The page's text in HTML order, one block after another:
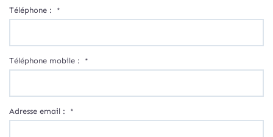
Téléphone : *
Téléphone mobile : *
Adresse email : *